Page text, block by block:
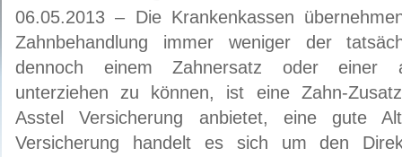
06.05.2013 – Die Krankenkassen
Zahnbehandlung immer weniger der
dennoch einem Zahnersatz oder einer
unterziehen zu können, ist eine Zahn-
Asstel Versicherung anbietet, eine gute
Versicherung handelt es sich um den